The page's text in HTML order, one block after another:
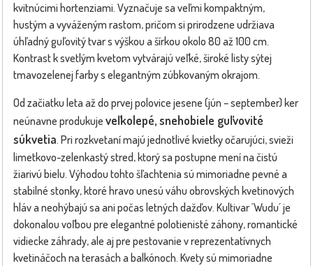
kvitnúcimi hortenziami. Vyznačuje sa veľmi kompaktným,
hustým a vyváženým rastom, pričom si prirodzene udržiava
úhľadný guľovitý tvar s výškou a šírkou okolo 80 až 100 cm.
Kontrast k svetlým kvetom vytvárajú veľké, široké listy sýtej
tmavozelenej farby s elegantným zúbkovaným okrajom.
Od začiatku leta až do prvej polovice jesene (jún – september) ker
neúnavne produkuje veľkolepé, snehobiele guľvovité
súkvetia. Pri rozkvetaní majú jednotlivé kvietky očarujúci, svieži
limetkovo-zelenkastý stred, ktorý sa postupne mení na čistú
žiarivú bielu. Výhodou tohto šľachtenia sú mimoriadne pevné a
stabilné stonky, ktoré hravo unesú váhu obrovských kvetinových
hláv a neohýbajú sa ani počas letných dažďov. Kultivar ´Wudu´ je
dokonalou voľbou pre elegantné polotienisté záhony, romantické
vidiecke záhrady, ale aj pre pestovanie v reprezentatívnych
kvetináčoch na terasách a balkónoch. Kvety sú mimoriadne